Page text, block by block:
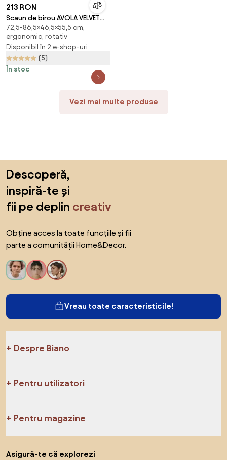
213 RON
Scaun de birou AVOLA VELVET
maro deschis
72,5-86,5×46,5×55,5 cm,
ergonomic, rotativ
Disponibil în 2 e-shop-uri
(5)
În stoc
Vezi mai multe produse
Descoperă,
inspiră-te și
fii pe deplin creativ
Obține acces la toate funcțiile și fii
parte a comunității Home&Decor.
Vreau toate caracteristicile!
Despre Biano
Pentru utilizatori
Pentru magazine
Asigură-te că explorezi